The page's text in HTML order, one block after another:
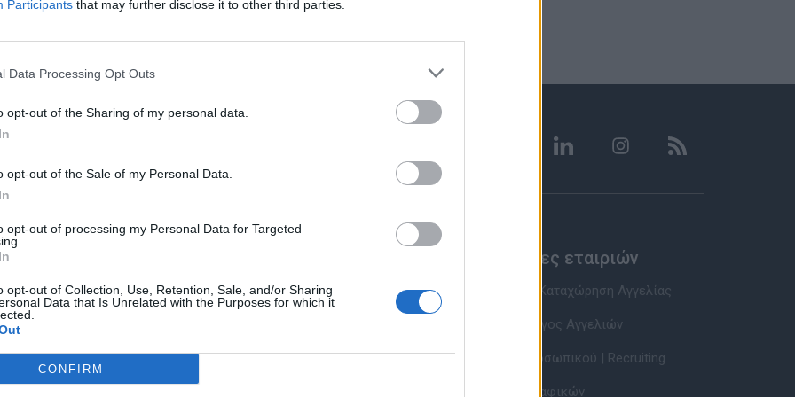
Participants that may further disclose it to other third parties.
Data Processing Opt Outs
opt-out of the Sharing of my personal data.
opt-out of the Sale of my Personal Data.
opt-out of processing my Personal Data for Targeted
opt-out of Collection, Use, Retention, Sale, and/or Sharing
Data that Is Unrelated with the Purposes for which it
CONFIRM
υποψηφίων
Online Βιογραφικού
Καριέρας
Περιγραφές Θέσεων Εργασίας
Υπολογισμός καθαρού μισθού
Υπηρεσίες εταιριών
Εγγραφή & Καταχώρηση Αγγελίας
Τιμοκατάλογος Αγγελιών
Εύρεση Προσωπικού | Recruiting
Βάση Βιογραφικών